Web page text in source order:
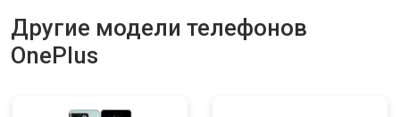
Другие модели телефонов
OnePlus